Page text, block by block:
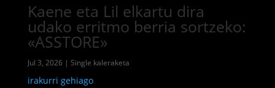
Kaene eta Lil elkartu dira
udako erritmo berria sortzeko:
«ASSTORE»
Jul 3, 2026 | Single kaleraketa
irakurri gehiago